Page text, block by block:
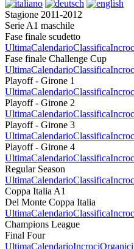
Stagione 2011-2012
Serie A1 maschile
Fase finale scudetto
UltimaCalendarioClassifica
Fase finale Challenge Cup
UltimaCalendarioClassifica
Playoff - Girone 1
UltimaCalendarioClassifica
Playoff - Girone 2
UltimaCalendarioClassifica
Playoff - Girone 3
UltimaCalendarioClassifica
Playoff - Girone 4
UltimaCalendarioClassifica
Regular Season
UltimaCalendarioClassifica
Coppa Italia A1
Del Monte Coppa Italia
UltimaCalendarioClassifica
Champions League
Final Four
UltimaCalendarioIncrociOrganici